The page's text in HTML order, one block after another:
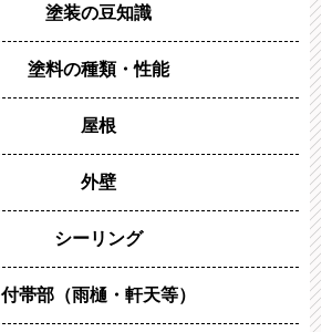
塗装の豆知識
塗料の種類・性能
屋根
外壁
シーリング
付帯部（雨樋・軒天等）